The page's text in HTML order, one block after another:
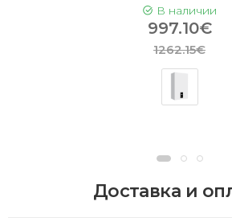
В наличии
997.10€
1262.15€
Доставка и